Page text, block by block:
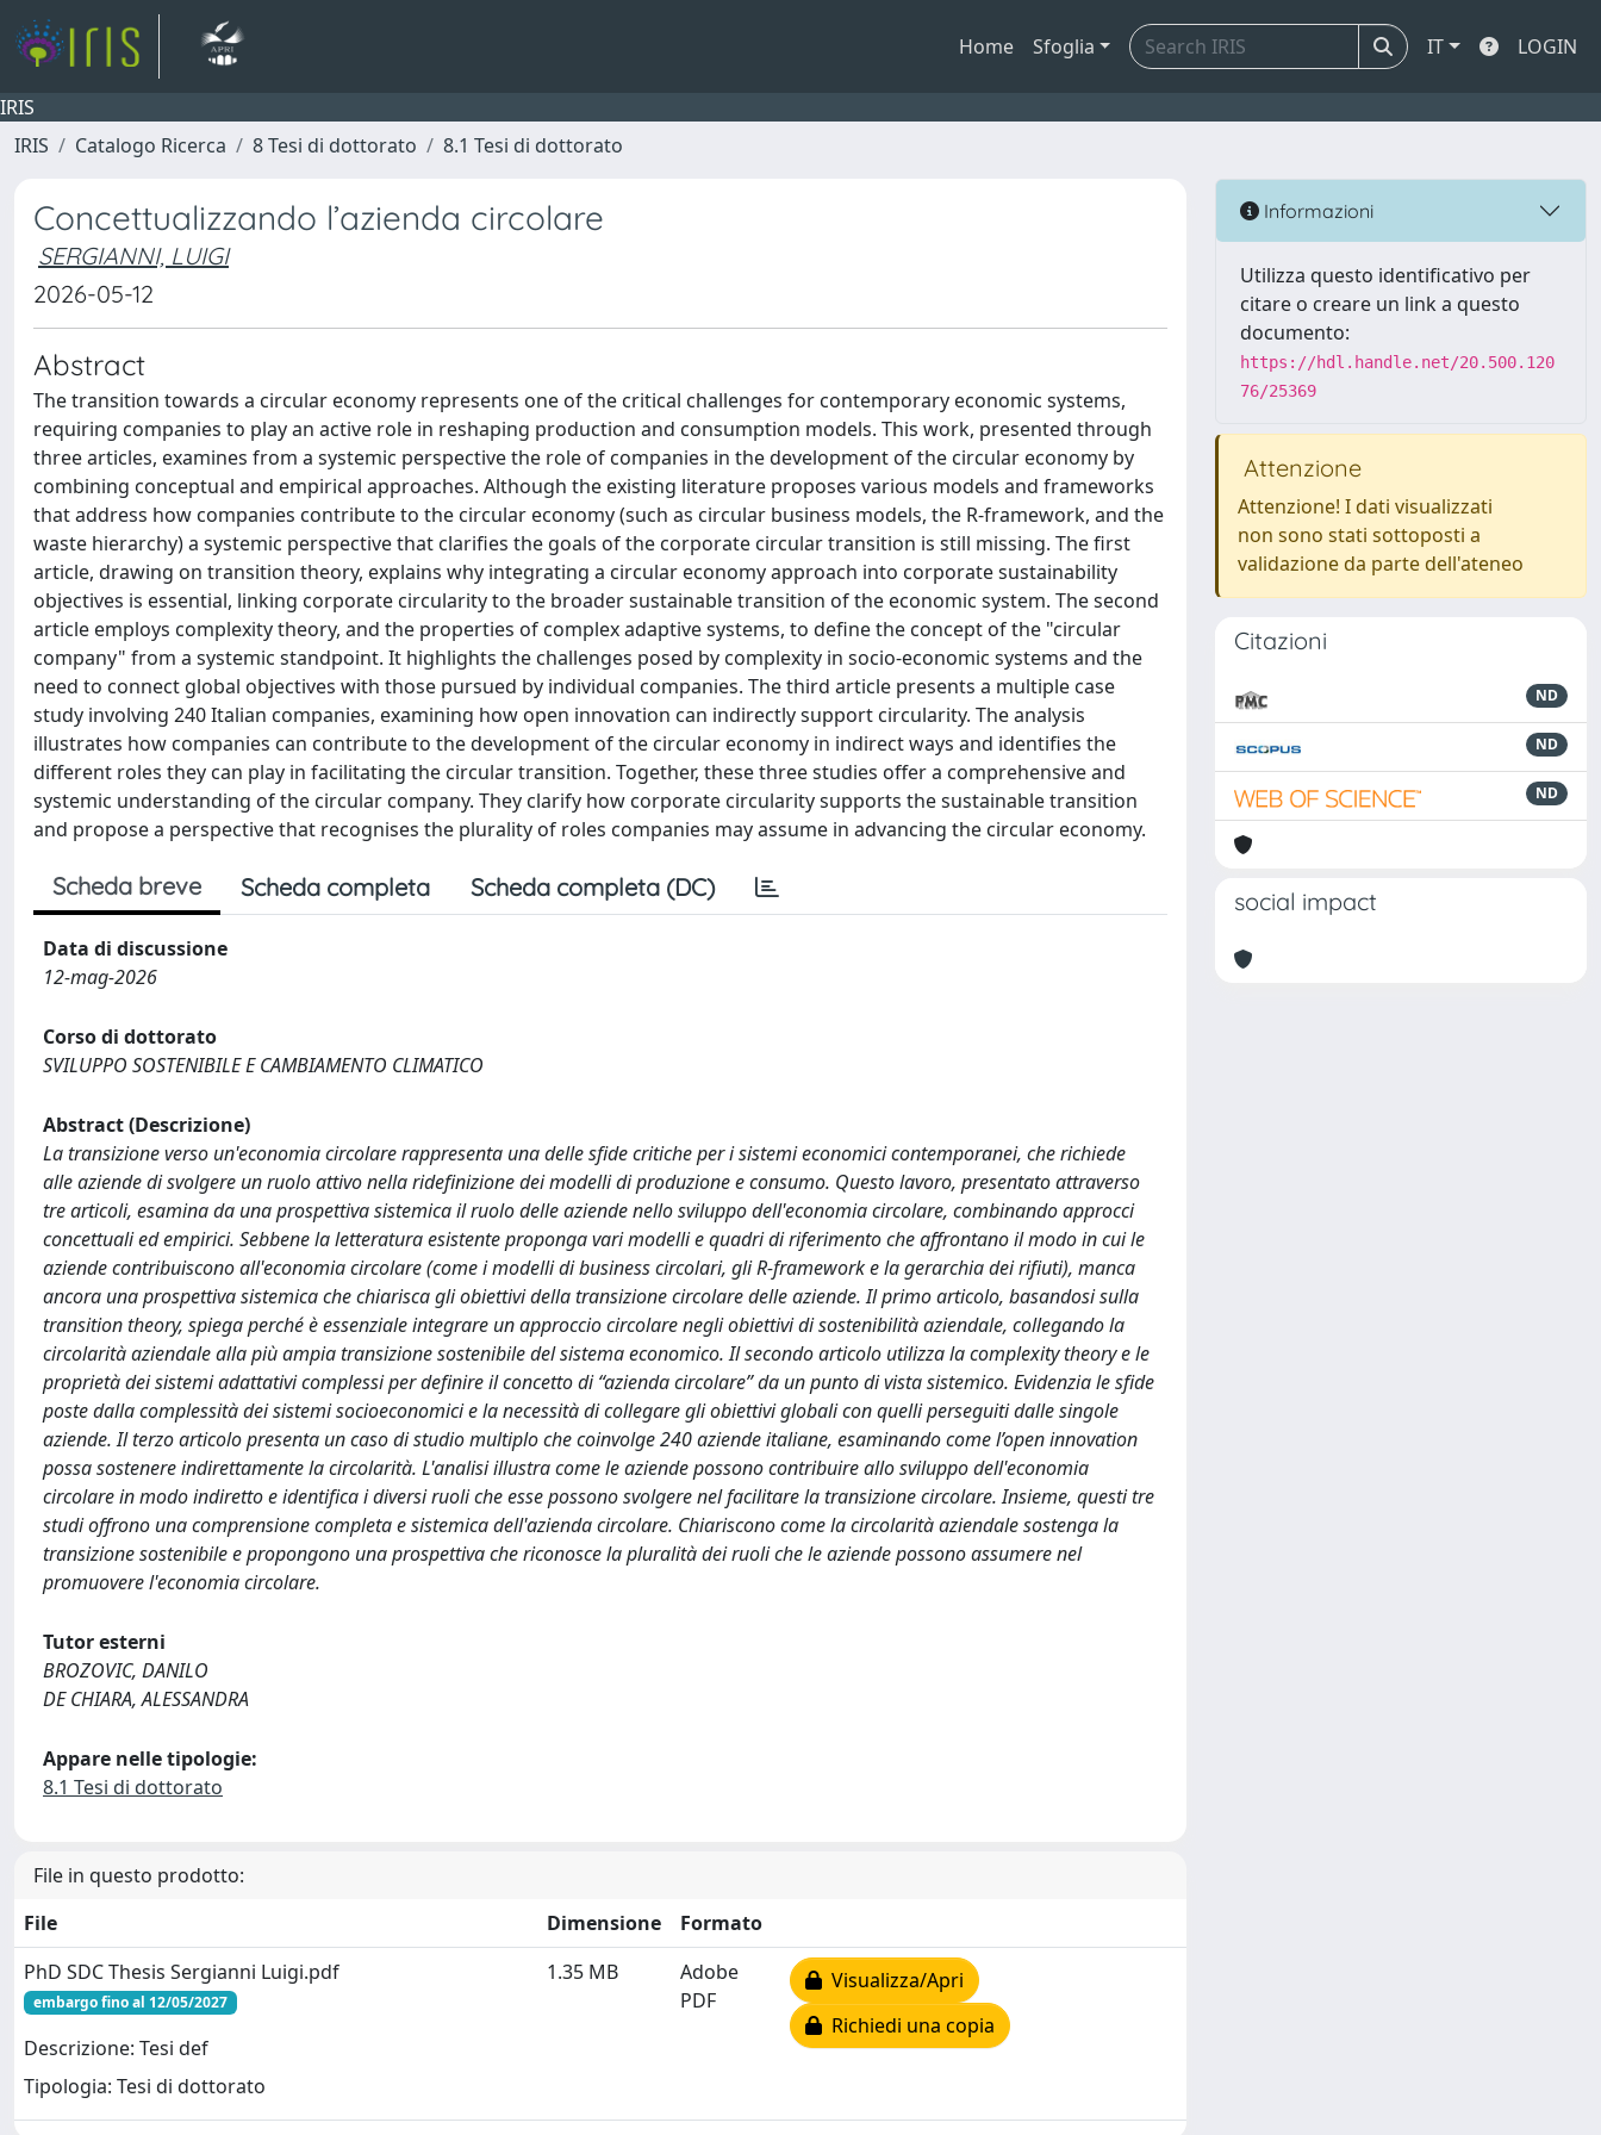
Home Sfoglia IT LOGIN
IRIS
IRIS
Catalogo Ricerca 8 Tesi di dottorato 8.1 Tesi di dottorato
Concettualizzando l’azienda circolare
SERGIANNI, LUIGI
2026-05-12
Abstract
The transition towards a circular economy represents one of the critical challenges for contemporary economic systems,
requiring companies to play an active role in reshaping production and consumption models. This work, presented through
three articles, examines from a systemic perspective the role of companies in the development of the circular economy by
combining conceptual and empirical approaches. Although the existing literature proposes various models and frameworks
that address how companies contribute to the circular economy (such as circular business models, the R-framework, and the
waste hierarchy) a systemic perspective that clarifies the goals of the corporate circular transition is still missing. The first
article, drawing on transition theory, explains why integrating a circular economy approach into corporate sustainability
objectives is essential, linking corporate circularity to the broader sustainable transition of the economic system. The second
article employs complexity theory, and the properties of complex adaptive systems, to define the concept of the "circular
company" from a systemic standpoint. It highlights the challenges posed by complexity in socio-economic systems and the
need to connect global objectives with those pursued by individual companies. The third article presents a multiple case
study involving 240 Italian companies, examining how open innovation can indirectly support circularity. The analysis
illustrates how companies can contribute to the development of the circular economy in indirect ways and identifies the
different roles they can play in facilitating the circular transition. Together, these three studies offer a comprehensive and
systemic understanding of the circular company. They clarify how corporate circularity supports the sustainable transition
and propose a perspective that recognises the plurality of roles companies may assume in advancing the circular economy.
Scheda breve Scheda completa Scheda completa (DC)
Data di discussione
12-mag-2026
Corso di dottorato
SVILUPPO SOSTENIBILE E CAMBIAMENTO CLIMATICO
Abstract (Descrizione)
La transizione verso un'economia circolare rappresenta una delle sfide critiche per i sistemi economici contemporanei, che richiede
alle aziende di svolgere un ruolo attivo nella ridefinizione dei modelli di produzione e consumo. Questo lavoro, presentato attraverso
tre articoli, esamina da una prospettiva sistemica il ruolo delle aziende nello sviluppo dell'economia circolare, combinando approcci
concettuali ed empirici. Sebbene la letteratura esistente proponga vari modelli e quadri di riferimento che affrontano il modo in cui le
aziende contribuiscono all'economia circolare (come i modelli di business circolari, gli R-framework e la gerarchia dei rifiuti), manca
ancora una prospettiva sistemica che chiarisca gli obiettivi della transizione circolare delle aziende. Il primo articolo, basandosi sulla
transition theory, spiega perché è essenziale integrare un approccio circolare negli obiettivi di sostenibilità aziendale, collegando la
circolarità aziendale alla più ampia transizione sostenibile del sistema economico. Il secondo articolo utilizza la complexity theory e le
proprietà dei sistemi adattativi complessi per definire il concetto di “azienda circolare” da un punto di vista sistemico. Evidenzia le sfide
poste dalla complessità dei sistemi socioeconomici e la necessità di collegare gli obiettivi globali con quelli perseguiti dalle singole
aziende. Il terzo articolo presenta un caso di studio multiplo che coinvolge 240 aziende italiane, esaminando come l’open innovation
possa sostenere indirettamente la circolarità. L'analisi illustra come le aziende possono contribuire allo sviluppo dell'economia
circolare in modo indiretto e identifica i diversi ruoli che esse possono svolgere nel facilitare la transizione circolare. Insieme, questi tre
studi offrono una comprensione completa e sistemica dell'azienda circolare. Chiariscono come la circolarità aziendale sostenga la
transizione sostenibile e propongono una prospettiva che riconosce la pluralità dei ruoli che le aziende possono assumere nel
promuovere l'economia circolare.
Tutor esterni
BROZOVIC, DANILO
DE CHIARA, ALESSANDRA
Appare nelle tipologie:
8.1 Tesi di dottorato
File in questo prodotto:
File
Dimensione
Formato
PhD SDC Thesis Sergianni Luigi.pdf
embargo fino al 12/05/2027
Descrizione: Tesi def
Tipologia: Tesi di dottorato
1.35 MB
Adobe
PDF
Visualizza/Apri
Richiedi una copia
Informazioni
Utilizza questo identificativo per
citare o creare un link a questo
documento:
https://hdl.handle.net/20.500.120
76/25369
Attenzione
Attenzione! I dati visualizzati
non sono stati sottoposti a
validazione da parte dell'ateneo
Citazioni
ND
ND
ND
social impact